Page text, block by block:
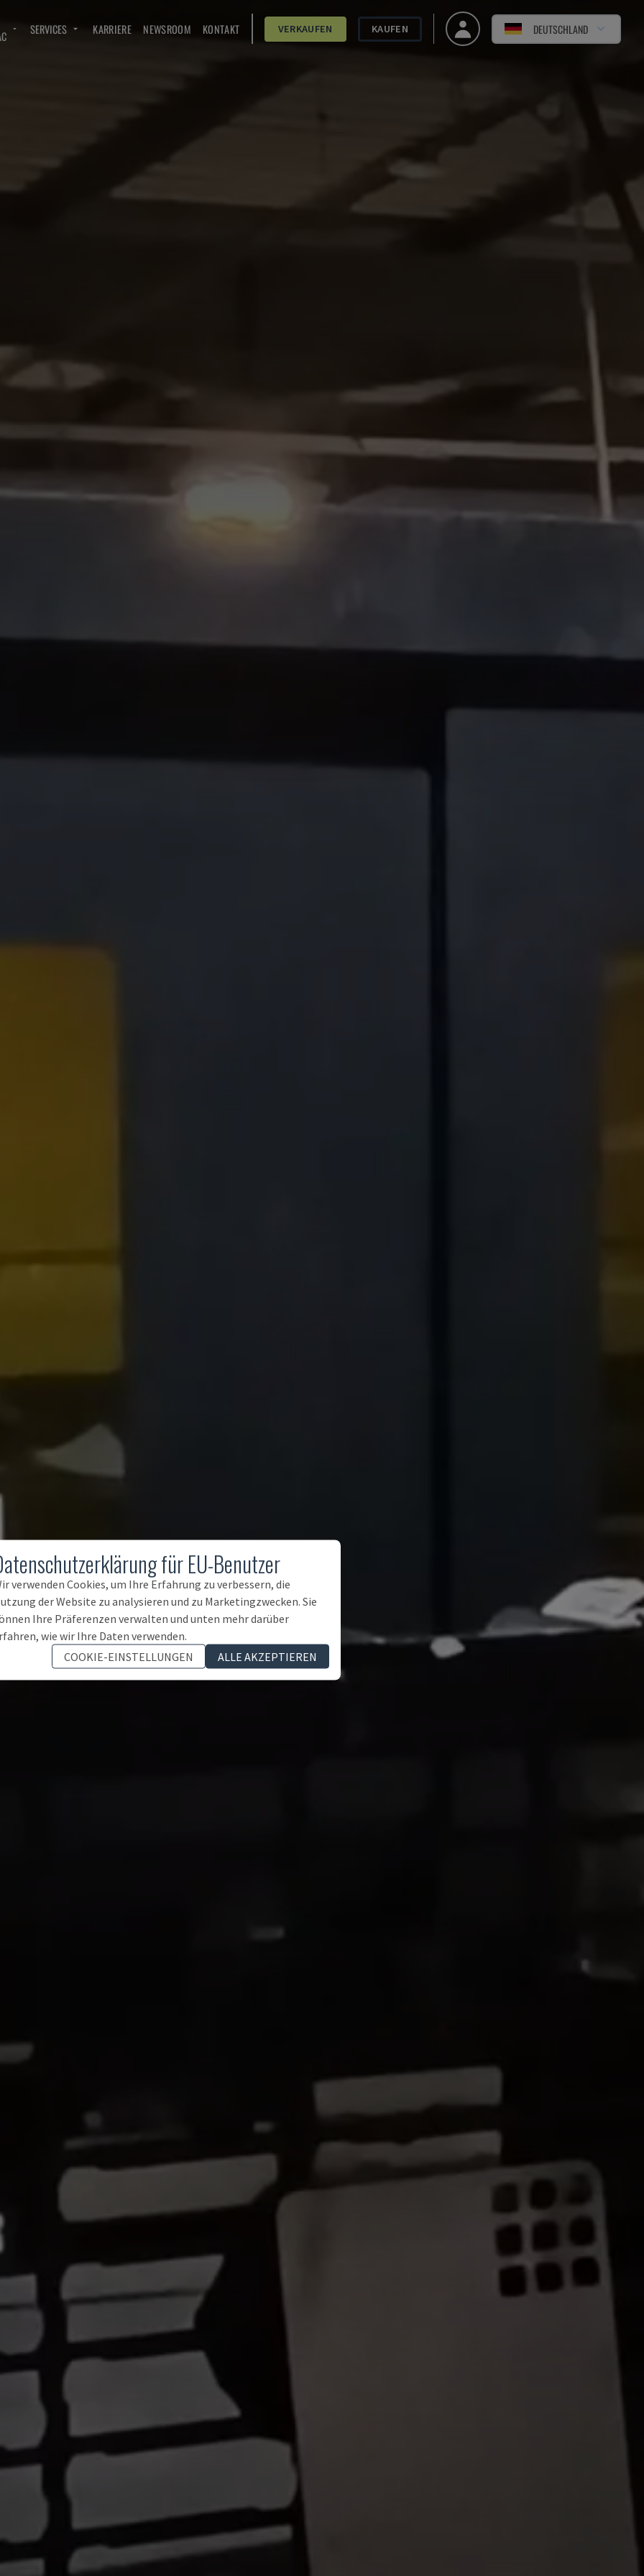
SERVICES KARRIERE NEWSROOM KONTAKT VERKAUFEN KAUFEN DEUTSCHLAND
für EU-Benutzer
verwenden Cookies, um Ihre Erfahrung zu verbessern, die
der Website zu analysieren und zu Marketingzwecken. Sie
Ihre Präferenzen verwalten und unten mehr darüber
wie wir Ihre Daten verwenden.
COOKIE-EINSTELLUNGEN
ALLE AKZEPTIEREN